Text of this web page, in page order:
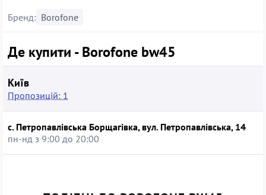
Бренд: Borofone
Де купити - Borofone bw45
Київ
Пропозицій: 1
с. Петропавлівська Борщагівка, вул. Петропавлівська, 14
пн-нд з 9:00 до 20:00